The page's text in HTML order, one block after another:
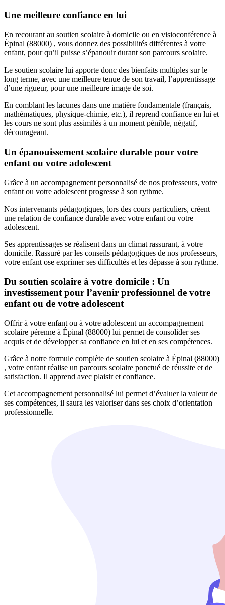
Une meilleure confiance en lui
En recourant au soutien scolaire à domicile ou en visioconférence à
Épinal (88000) , vous donnez des possibilités différentes à votre
enfant, pour qu’il puisse s’épanouir durant son parcours scolaire.
Le soutien scolaire lui apporte donc des bienfaits multiples sur le
long terme, avec une meilleure tenue de son travail, l’apprentissage
d’une rigueur, pour une meilleure image de soi.
En comblant les lacunes dans une matière fondamentale (français,
mathématiques, physique-chimie, etc.), il reprend confiance en lui et
les cours ne sont plus assimilés à un moment pénible, négatif,
décourageant.
Un épanouissement scolaire durable pour votre
enfant ou votre adolescent
Grâce à un accompagnement personnalisé de nos professeurs, votre
enfant ou votre adolescent progresse à son rythme.
Nos intervenants pédagogiques, lors des cours particuliers, créent
une relation de confiance durable avec votre enfant ou votre
adolescent.
Ses apprentissages se réalisent dans un climat rassurant, à votre
domicile. Rassuré par les conseils pédagogiques de nos professeurs,
votre enfant ose exprimer ses difficultés et les dépasse à son rythme.
Du soutien scolaire à votre domicile : Un
investissement pour l’avenir professionnel de votre
enfant ou de votre adolescent
Offrir à votre enfant ou à votre adolescent un accompagnement
scolaire pérenne à Épinal (88000) lui permet de consolider ses
acquis et de développer sa confiance en lui et en ses compétences.
Grâce à notre formule complète de soutien scolaire à Épinal (88000)
, votre enfant réalise un parcours scolaire ponctué de réussite et de
satisfaction. Il apprend avec plaisir et confiance.
Cet accompagnement personnalisé lui permet d’évaluer la valeur de
ses compétences, il saura les valoriser dans ses choix d’orientation
professionnelle.